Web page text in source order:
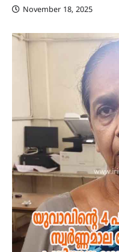
November 18, 2025